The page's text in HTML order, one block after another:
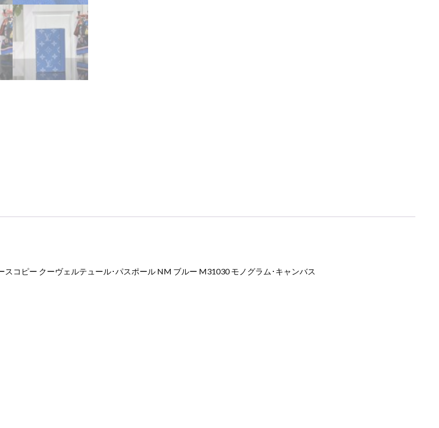
ー
コピー クーヴェルテュール･パスポール NM ブルー M31030 モノグラム･キャンバス